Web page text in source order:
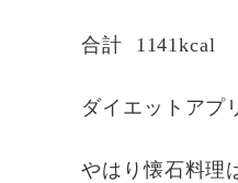
合計 1141kcal
ダイエットアプ
やはり懐石料理